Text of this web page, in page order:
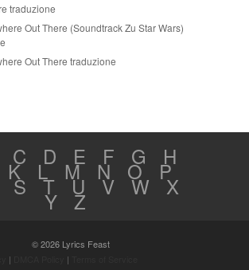
traduzione
Out There (Soundtrack Zu Star Wars)
Out There traduzione
C D E F G H
K L M N O P
S T U V W X
Y Z
© 2026 Lyrics Feast
| |